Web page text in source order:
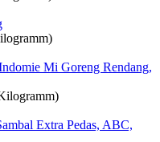
Mi Goreng Rendang,
Extra Pedas, ABC,